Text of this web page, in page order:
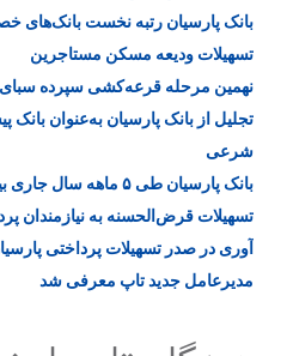
بانک پارسیان رتبه نخست بانک‌های
تسهیلات ودیعه مسکن مستاجرین
نهمین مرحله قرعه‌کشی سپرده سبای
تجلیل از بانک پارسیان به‌عنوان
شرعی
تسهیلات قرض‌الحسنه به نیازمندان
آوری در صدر تسهیلات پرداختی
مدیرعامل جدید تاپ معرفی شد